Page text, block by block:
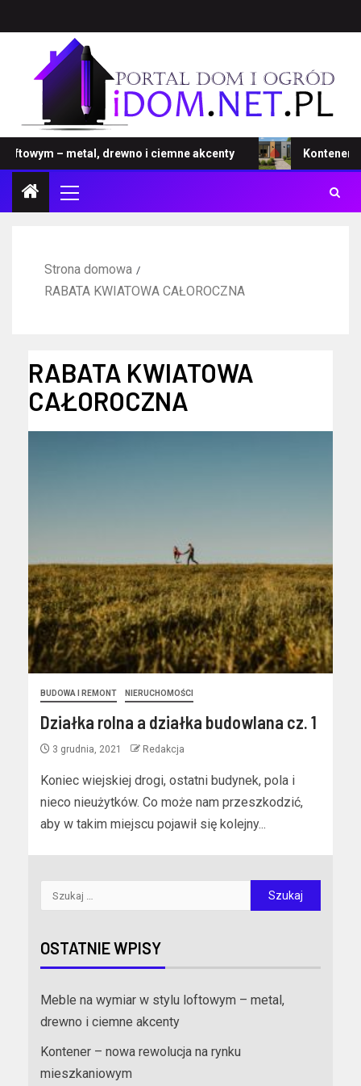
– metal, drewno i ciemne akcenty Kontener –
Strona domowa
RABATA KWIATOWA CAŁOROCZNA
RABATA KWIATOWA
CAŁOROCZNA
BUDOWA I REMONT NIERUCHOMOŚCI
Działka rolna a działka budowlana cz. 1
3 grudnia, 2021 Redakcja
Koniec wiejskiej drogi, ostatni budynek, pola i
nieco nieużytków. Co może nam przeszkodzić,
aby w takim miejscu pojawił się kolejny...
OSTATNIE WPISY
Meble na wymiar w stylu loftowym – metal,
drewno i ciemne akcenty
Kontener – nowa rewolucja na rynku
mieszkaniowym